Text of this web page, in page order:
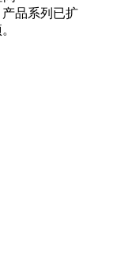
产品系列已扩